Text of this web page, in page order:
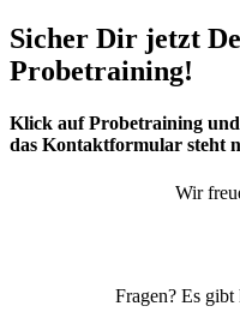
Sicher Dir jetzt
Probetraining!
Klick auf Probetraining
das Kontaktformular steht
Wir
Fragen? Es